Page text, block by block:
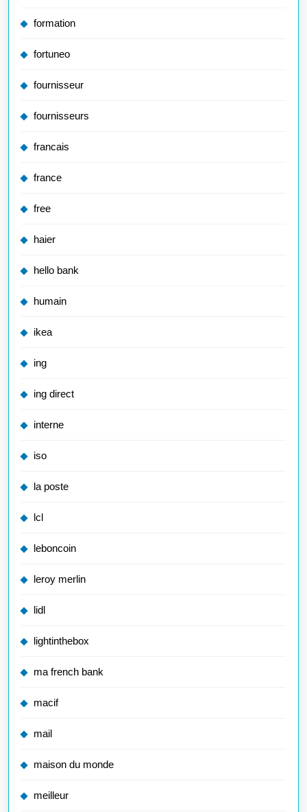
formation
fortuneo
fournisseur
fournisseurs
francais
france
free
haier
hello bank
humain
ikea
ing
ing direct
interne
iso
la poste
lcl
leboncoin
leroy merlin
lidl
lightinthebox
ma french bank
macif
mail
maison du monde
meilleur